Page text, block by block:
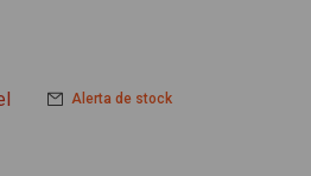
Alerta de stock